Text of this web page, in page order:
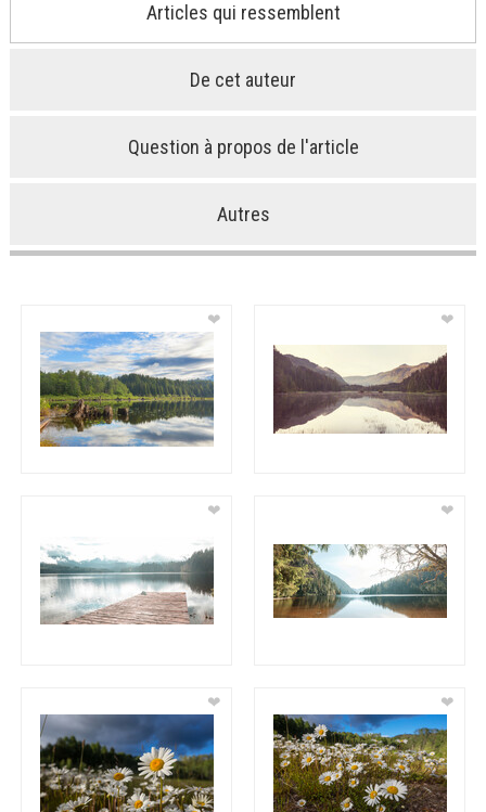
Articles qui ressemblent
De cet auteur
Question à propos de l'article
Autres
❤ ❤
❤ ❤
❤ ❤